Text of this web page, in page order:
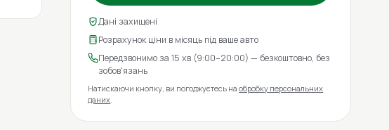
Дані захищені
Розрахунок ціни в місяць під ваше авто
Передзвонимо за 15 хв (9:00–20:00) — безкоштовно, без
зобов'язань
Натискаючи кнопку, ви погоджуєтесь наобробку персональних
даних